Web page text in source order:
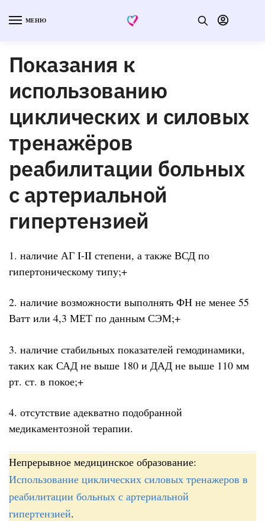
МЕНЮ
Показания к
использованию
циклических и силовых
тренажёров
реабилитации больных
с артериальной
гипертензией
1. наличие АГ I-II степени, а также ВСД по
гипертоническому типу;+
2. наличие возможности выполнять ФН не менее 55
Ватт или 4,3 МЕТ по данным СЭМ;+
3. наличие стабильных показателей гемодинамики,
таких как САД не выше 180 и ДАД не выше 110 мм
рт. ст. в покое;+
4. отсутствие адекватно подобранной
медикаментозной терапии.
Непрерывное медицинское образование:
Использование циклических силовых тренажеров в
реабилитации больных с артериальной
гипертензией.